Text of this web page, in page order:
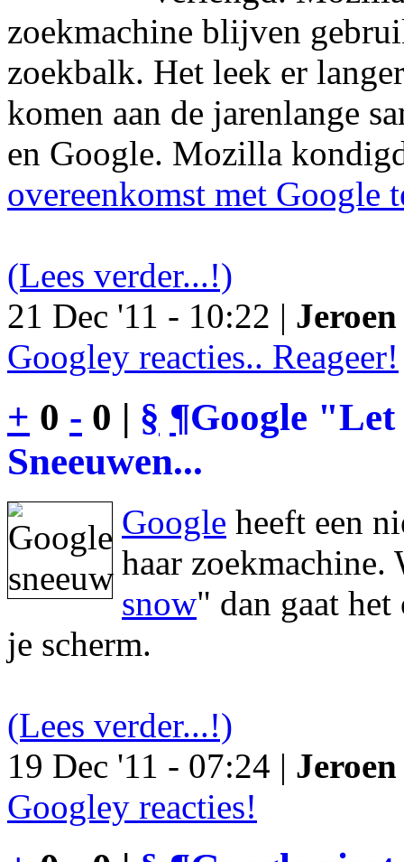
zoekmachine blijven
zoekbalk. Het leek er
komen aan de jarenlange
en Google. Mozilla
overeenkomst met Google
(Lees verder...!)
21 Dec '11 - 10:22 |
Googley reacties.. Reageer!
+ 0 - 0 | § ¶Google
Sneeuwen...
Google heeft een
haar zoekmachine.
snow" dan gaat
je scherm.
(Lees verder...!)
19 Dec '11 - 07:24 |
Googley reacties!